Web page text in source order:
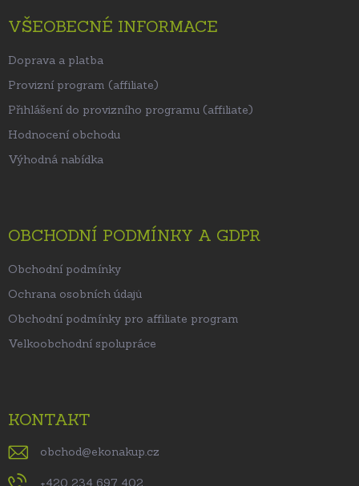
VŠEOBECNÉ INFORMACE
Doprava a platba
Provizní program (affiliate)
Přihlášení do provizního programu (affiliate)
Hodnocení obchodu
Výhodná nabídka
OBCHODNÍ PODMÍNKY A GDPR
Obchodní podmínky
Ochrana osobních údajů
Obchodní podmínky pro affiliate program
Velkoobchodní spolupráce
KONTAKT
obchod@ekonakup.cz
+420 234 697 402